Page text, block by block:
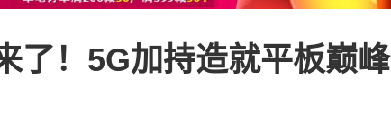
了！5G加持造就平板巅峰